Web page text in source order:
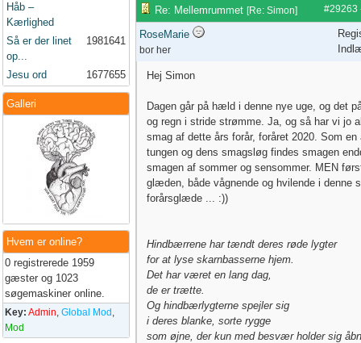
Håb –
Kærlighed
Så er der linet
op...
1981641
Jesu ord 1677655
Galleri
Hvem er online?
0 registrerede 1959
gæster og 1023
søgemaskiner online.
Key: Admin, Global Mod ,
Mod
#29263
Re: Mellemrummet [Re: Simon]
RoseMarie
bor her
Hej Simon
Dagen går på hæld i denne nye uge, og det
og regn i stride strømme. Ja, og så har vi jo
smag af dette års forår, foråret 2020. Som en
tungen og dens smagsløg findes smagen
smagen af sommer og sensommer. MEN
glæden, både vågnende og hvilende i denne
forårsglæde ... :))
Hindbærrene har tændt deres røde lygter
for at lyse skarnbasserne hjem.
Det har været en lang dag,
de er trætte.
Og hindbærlygterne spejler sig
i deres blanke, sorte rygge
som øjne, der kun med besvær holder sig